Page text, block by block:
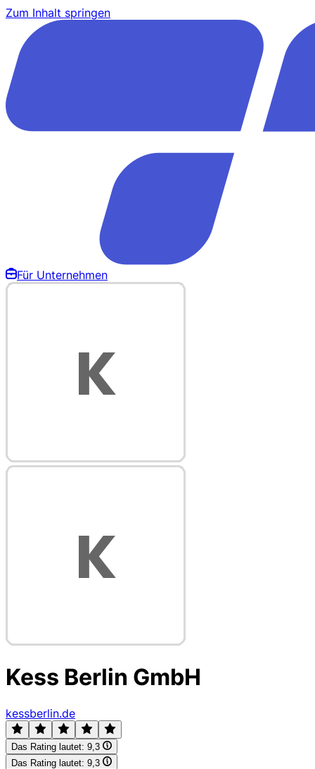
Zum Inhalt springen
Für Unternehmen
Kess Berlin GmbH
kessberlin.de
Das Rating lautet: 9,3
Das Rating lautet: 9,3